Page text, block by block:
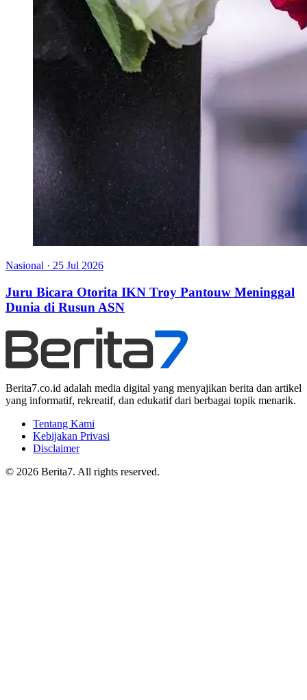
Nasional · 25 Jul 2026
Juru Bicara Otorita IKN Troy Pantouw Meninggal
Dunia di Rusun ASN
Berita7.co.id adalah media digital yang menyajikan berita dan artikel
yang informatif, rekreatif, dan edukatif dari berbagai topik menarik.
Tentang Kami
Kebijakan Privasi
Disclaimer
© 2026 Berita7. All rights reserved.